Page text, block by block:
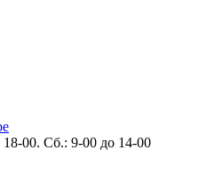
00. Сб.: 9-00 до 14-00